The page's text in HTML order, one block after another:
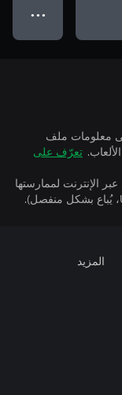
● ● ●
معلومات ملف
تعرّف على
الإنترنت لممارستها
المزيد